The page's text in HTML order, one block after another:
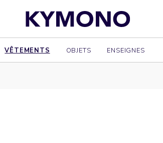
VÊTEMENTS OBJETS ENSEIGNES